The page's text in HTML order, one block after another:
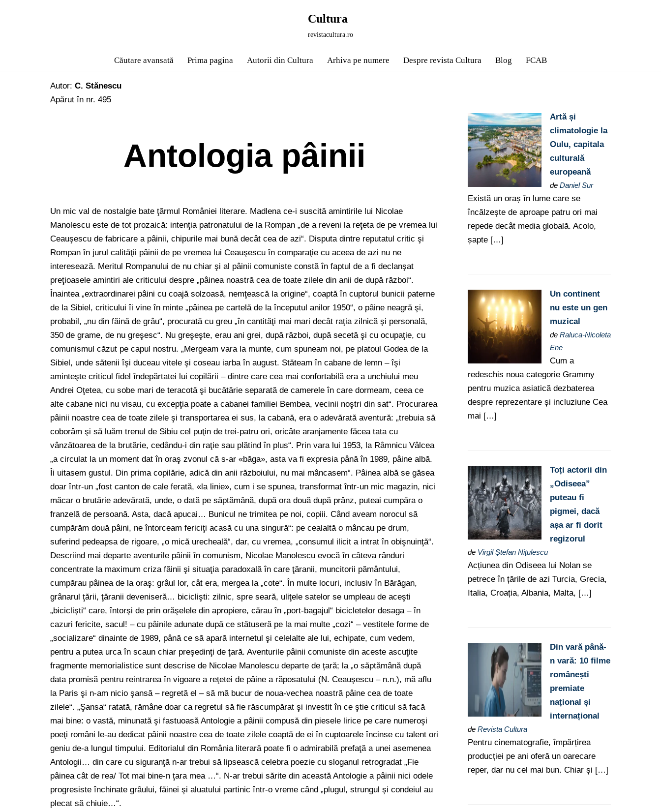
Cultura
revistacultura.ro
Căutare avansată Prima pagina Autorii din Cultura Arhiva pe numere Despre revista Cultura Blog FCAB
Autor: C. Stănescu
Apărut în nr. 495
Antologia pâinii
Un mic val de nostalgie bate ţărmul României literare. Madlena ce-i suscită amintirile lui Nicolae
Manolescu este de tot prozaică: intenţia patronatului de la Rompan „de a reveni la reţeta de pe vremea lui
Ceauşescu de fabricare a pâinii, chipurile mai bună decât cea de azi“. Disputa dintre reputatul critic şi
Rompan în jurul calităţii pâinii de pe vremea lui Ceauşescu în comparaţie cu aceea de azi nu ne
interesează. Meritul Rompanului de nu chiar şi al pâinii comuniste constă în faptul de a fi declanşat
preţioasele amintiri ale criticului despre „pâinea noastră cea de toate zilele din anii de după război“.
Înaintea „extraordinarei pâini cu coajă solzoasă, nemţească la origine“, coaptă în cuptorul bunicii paterne
de la Sibiel, criticului îi vine în minte „pâinea pe cartelă de la începutul anilor 1950“, o pâine neagră şi,
probabil, „nu din făină de grâu“, procurată cu greu „în cantităţi mai mari decât raţia zilnică şi personală,
350 de grame, de nu greşesc“. Nu greşeşte, erau ani grei, după război, după secetă şi cu ocupaţie, cu
comunismul căzut pe capul nostru. „Mergeam vara la munte, cum spuneam noi, pe platoul Godea de la
Sibiel, unde sătenii îşi duceau vitele şi coseau iarba în august. Stăteam în cabane de lemn – îşi
aminteşte criticul fidel îndepărtatei lui copilării – dintre care cea mai confortabilă era a unchiului meu
Andrei Oţetea, cu sobe mari de teracotă şi bucătărie separată de camerele în care dormeam, ceea ce
alte cabane nici nu visau, cu excepţia poate a cabanei familiei Bembea, vecinii noştri din sat“. Procurarea
pâinii noastre cea de toate zilele şi transportarea ei sus, la cabană, era o adevărată aventură: „trebuia să
coborâm şi să luăm trenul de Sibiu cel puţin de trei-patru ori, oricâte aranjamente făcea tata cu
vânzătoarea de la brutărie, cedându-i din raţie sau plătind în plus“. Prin vara lui 1953, la Râmnicu Vâlcea
„a circulat la un moment dat în oraş zvonul că s-ar «băga», asta va fi expresia până în 1989, pâine albă.
Îi uitasem gustul. Din prima copilărie, adică din anii războiului, nu mai mâncasem“. Pâinea albă se găsea
doar într-un „fost canton de cale ferată, «la linie», cum i se spunea, transformat într-un mic magazin, nici
măcar o brutărie adevărată, unde, o dată pe săptămână, după ora două după prânz, puteai cumpăra o
franzelă de persoană. Asta, dacă apucai… Bunicul ne trimitea pe noi, copiii. Când aveam norocul să
cumpărăm două pâini, ne întorceam fericiţi acasă cu una singură“: pe cealaltă o mâncau pe drum,
suferind pedeapsa de rigoare, „o mică urecheală“, dar, cu vremea, „consumul ilicit a intrat în obişnuinţă“.
Descriind mai departe aventurile pâinii în comunism, Nicolae Manolescu evocă în câteva rânduri
concentrate la maximum criza făinii şi situaţia paradoxală în care ţăranii, muncitorii pământului,
cumpărau pâinea de la oraş: grâul lor, cât era, mergea la „cote“. În multe locuri, inclusiv în Bărăgan,
grânarul ţării, ţăranii deveniseră… biciclişti: zilnic, spre seară, uliţele satelor se umpleau de aceşti
„biciclişti“ care, întorşi de prin orăşelele din apropiere, cărau în „port-bagajul“ bicicletelor desaga – în
cazuri fericite, sacul! – cu pâinile adunate după ce stătuseră pe la mai multe „cozi“ – vestitele forme de
„socializare“ dinainte de 1989, până ce să apară internetul şi celelalte ale lui, echipate, cum vedem,
pentru a putea urca în scaun chiar preşedinţi de ţară. Aventurile pâinii comuniste din aceste ascuţite
fragmente memorialistice sunt descrise de Nicolae Manolescu departe de ţară; la „o săptămână după
data promisă pentru reintrarea în vigoare a reţetei de pâine a răposatului (N. Ceauşescu – n.n.), mă aflu
la Paris şi n-am nicio şansă – regretă el – să mă bucur de noua-vechea noastră pâine cea de toate
zilele“. „Şansa“ ratată, rămâne doar ca regretul să fie răscumpărat şi investit în ce ştie criticul să facă
mai bine: o vastă, minunată şi fastuoasă Antologie a pâinii compusă din piesele lirice pe care numeroşi
poeţi români le-au dedicat pâinii noastre cea de toate zilele coaptă de ei în cuptoarele încinse cu talent ori
geniu de-a lungul timpului. Editorialul din România literară poate fi o admirabilă prefaţă a unei asemenea
Antologii… din care cu siguranţă n-ar trebui să lipsească celebra poezie cu sloganul retrogradat „Fie
pâinea cât de rea/ Tot mai bine-n ţara mea …“. N-ar trebui sărite din această Antologie a pâinii nici odele
progresiste închinate grâului, făinei şi aluatului partinic într-o vreme când „plugul, strungul şi condeiul au
plecat să chiuie…“.
Artă și
climatologie la
Oulu, capitala
culturală
europeană
de Daniel Sur
Există un oraș în lume care se
încălzește de aproape patru ori mai
repede decât media globală. Acolo,
șapte […]
Un continent
nu este un gen
muzical
de Raluca-Nicoleta
Ene
Cum a
redeschis noua categorie Grammy
pentru muzica asiatică dezbaterea
despre reprezentare și incluziune Cea
mai […]
Toți actorii din
„Odiseea”
puteau fi
pigmei, dacă
așa ar fi dorit
regizorul
de Virgil Ștefan Nițulescu
Acțiunea din Odiseea lui Nolan se
petrece în țările de azi Turcia, Grecia,
Italia, Croația, Albania, Malta, […]
Din vară până-
n vară: 10 filme
românești
premiate
național și
internațional
de Revista Cultura
Pentru cinematografie, împărțirea
producției pe ani oferă un oarecare
reper, dar nu cel mai bun. Chiar și […]